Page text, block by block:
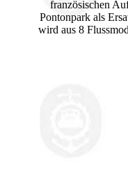
französischen
Pontonpark als
wird aus 8